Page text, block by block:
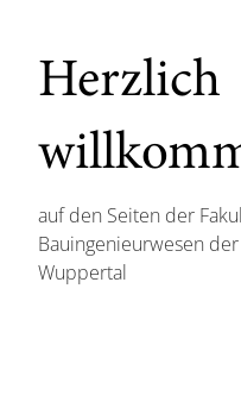
Herzlich
auf den Seiten der
Bauingenieurwesen
Wuppertal